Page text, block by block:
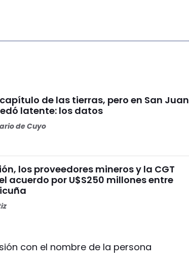
de las tierras, pero en San Juan
latente: los datos
de Cuyo
los proveedores mineros y la CGT
acuerdo por U$S250 millones entre
con el nombre de la persona